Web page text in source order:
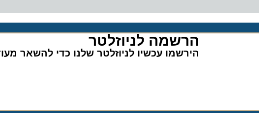
הרשמה לניוזלטר​
הירשמו עכשיו לניוזלטר שלנו כדי להשאר